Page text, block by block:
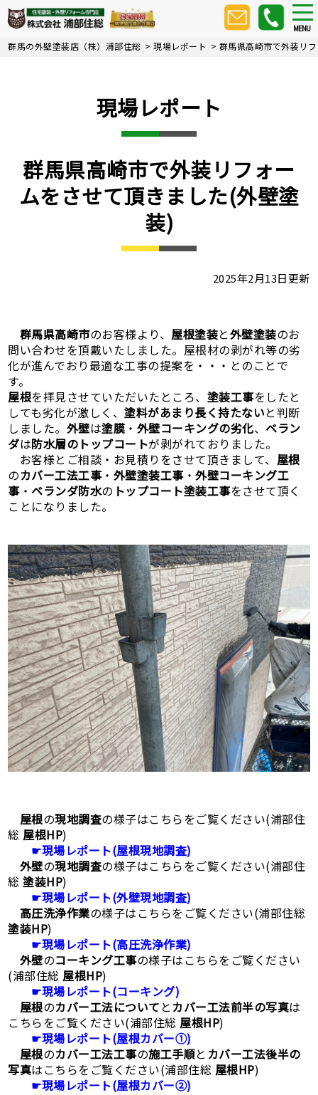
Skip
to
content
MENU
群馬の外壁塗装店（株）浦部住総 >現場レポート > 群馬県高崎市で外装リ
現場レポート
群馬県高崎市で外装リフォー
ムをさせて頂きました(外壁塗
装)
2025年2月13日更新
群馬県高崎市のお客様より、 屋根塗装と外壁塗装のお
問い合わせを頂戴いたしました。屋根材の剥がれ等の劣
化が進んでおり最適な工事の提案を・・・とのことで
す。
屋根を拝見させていただいたところ、 塗装工事をしたと
しても劣化が激しく、塗料があまり長く持たないと判断
しました。 外壁は塗膜・ 外壁コーキングの劣化、 ベラン
ダは防水層のトップコートが剥がれておりました。
お客様とご相談・お見積りをさせて頂きまして、 屋根
のカバー工法工事・ 外壁塗装工事・外壁コーキング工
事・ ベランダ防水の トップコート塗装工事をさせて頂く
ことになりました。
屋根の現地調査の様子はこちらをご覧ください(浦部住
総 屋根HP)
☛現場レポート(屋根現地調査)
外壁の現地調査の様子はこちらをご覧ください(浦部住
総塗装HP)
☛現場レポート(外壁現地調査)
高圧洗浄作業の様子はこちらをご覧ください(浦部住総
塗装HP)
☛現場レポート(高圧洗浄作業)
外壁のコーキング工事の様子はこちらをご覧ください
(浦部住総 屋根HP)
☛現場レポート(コーキング)
屋根のカバー工法について と カバー工法前半の写真は
こちらをご覧ください(浦部住総 屋根HP)
☛現場レポート(屋根カバー①)
屋根のカバー工法工事の施工手順と カバー工法後半の
写真はこちらをご覧ください(浦部住総 屋根HP)
☛現場レポート(屋根カバー②)